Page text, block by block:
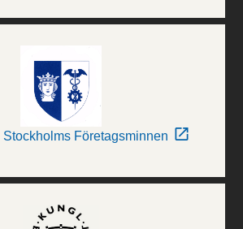
Stockholms Företagsminnen